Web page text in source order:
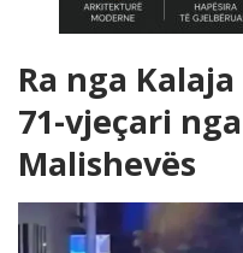
Ra nga
71-vjeçari
Malishevës